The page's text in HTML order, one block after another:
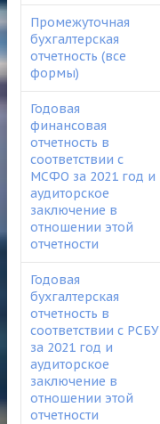
Промежуточная
бухгалтерская
отчетность (все
формы)
Годовая
финансовая
отчетность в
соответствии с
МСФО за 2021 год и
аудиторское
заключение в
отношении этой
отчетности
Годовая
бухгалтерская
отчетность в
соответствии с РСБУ
за 2021 год и
аудиторское
заключение в
отношении этой
отчетности